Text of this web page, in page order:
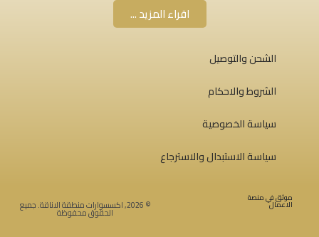
اقراء المزيد ...
الشحن والتوصيل
الشروط والاحكام
سياسة الخصوصية
سياسة الاستبدال والاسترجاع
موثق في منصة
الاعمال © 2026, اكسسوارات منطقة الاناقة. جميع
الحقوق محفوظة